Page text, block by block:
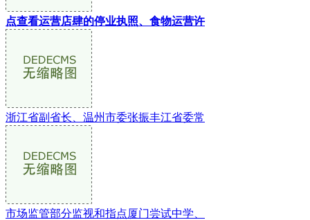
点查看运营店肆的停业执照、食物运营许
浙江省副省长、温州市委张振丰江省委常
市场监管部分监视和指点厦门尝试中学、